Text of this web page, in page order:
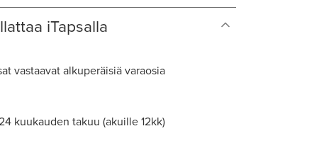
iTapsalla
vastaavat alkuperäisiä varaosia
kuukauden takuu (akuille 12kk)